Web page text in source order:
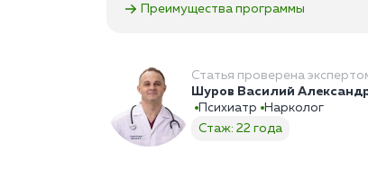
Преимущества программы
Статья проверена
Шуров Василий
Психиатр
Нарколог
Стаж: 22 года